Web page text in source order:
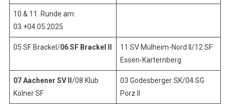
10.& 11. Runde am:
03.+04.05.2025
05 SF Brackel/06 SF Brackel II
11 SV Mülheim-Nord II/12 SF
Essen-Karternberg
07 Aachener SV II /08 Klub
Kölner SF
03 Godesberger SK/04 SG
Porz II